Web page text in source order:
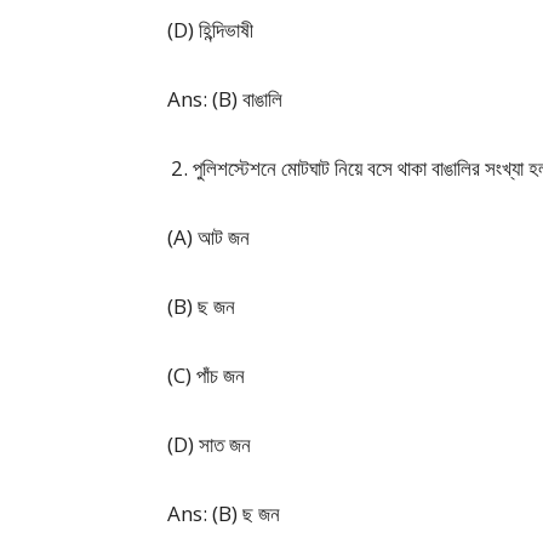
(D) হিন্দিভাষী
Ans: (B) বাঙালি
পুলিশস্টেশনে মোটঘাট নিয়ে বসে থাকা বাঙালির
(A) আট জন
(B) ছ জন
(C) পাঁচ জন
(D) সাত জন
Ans: (B) ছ জন